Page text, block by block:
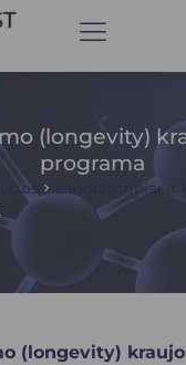
(longevity)
programa
Laboratoriniai ir
(longevity)